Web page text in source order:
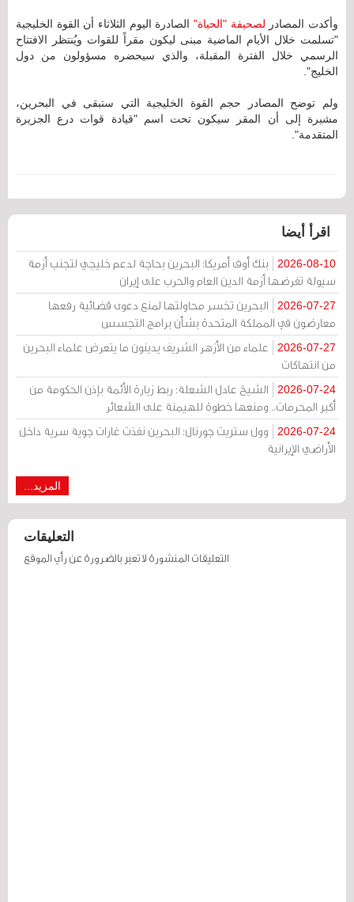
وأكدت المصادر لصحيفة "الحياة" الصادرة اليوم الثلاثاء أن القوة الخليجية
"تسلمت خلال الأيام الماضية مبنى ليكون مقراً للقوات ويُنتظر الافتتاح
الرسمي خلال الفترة المقبلة، والذي سيحضره مسؤولون من دول
الخليج".
ولم توضح المصادر حجم القوة الخليجية التي ستبقى في البحرين،
مشيرة إلى أن المقر سيكون تحت اسم "قيادة قوات درع الجزيرة
المتقدمة".
اقرأ أيضا
2026-08-10
بنك أوف أمريكا: البحرين بحاجة لدعم خليجي لتجنب أزمة
سيولة تفرضها أزمة الدين العام والحرب على إيران
2026-07-27
البحرين تخسر محاولتها لمنع دعوى قضائية رفعها
معارضون في المملكة المتحدة بشأن برامج التجسس
2026-07-27
علماء من الأزهر الشريف يدينون ما يتعرض علماء البحرين
من انتهاكات
2026-07-24
الشيخ عادل الشعلة: ربط زيارة الأئمة بإذن الحكومة من
أكبر المحرمات.. ومنعها خطوة للهيمنة على الشعائر
2026-07-24
وول ستريت جورنال: البحرين نفذت غارات جوية سرية داخل
الأراضي الإيرانية
المزيد...
التعليقات
التعليقات المنشورة لا تعبر بالضرورة عن رأي الموقع